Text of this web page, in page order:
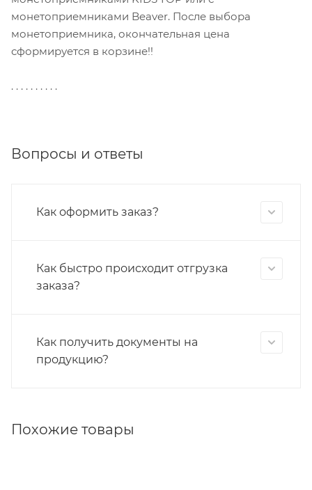
монетоприемниками Beaver. После выбора
монетоприемника, окончательная цена
сформируется в корзине!!
. . . . . . . . . .
Вопросы и ответы
Как оформить заказ?
Как быстро происходит отгрузка
заказа?
Как получить документы на
продукцию?
Похожие товары